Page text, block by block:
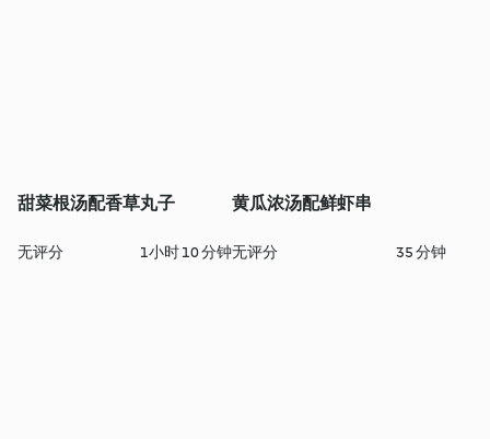
甜菜根汤配香草丸子
无评分 1小时 10 分钟
黄瓜浓汤配鲜虾串
无评分 35 分钟